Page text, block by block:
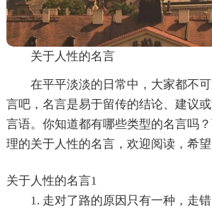
关于人性的名言
在平平淡淡的日常中，大家都不
言吧，名言是易于留传的结论、建议
言语。你知道都有哪些类型的名言吗
理的关于人性的名言，欢迎阅读，希望
关于人性的名言1
1. 走对了路的原因只有一种，走